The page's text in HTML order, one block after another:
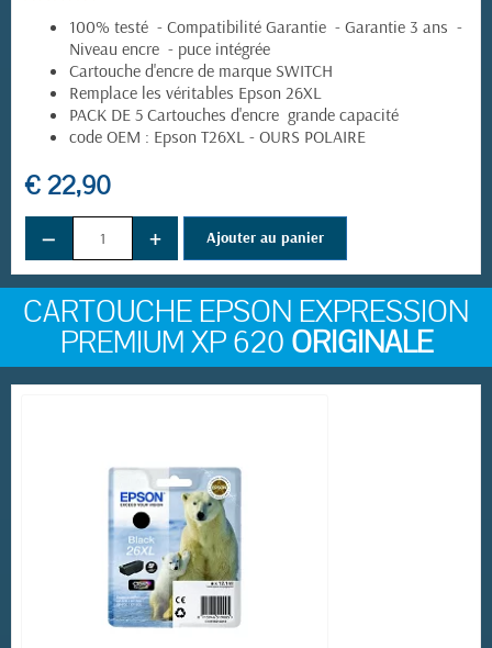
(8 avis)
100% testé - Compatibilité Garantie - Garantie 3 ans -
Niveau encre - puce intégrée
Cartouche d'encre de marque SWITCH
Remplace les véritables Epson 26XL
PACK DE 5 Cartouches d'encre grande capacité
code OEM : Epson T26XL - OURS POLAIRE
€ 22,90
− + Ajouter au panier
CARTOUCHE EPSON EXPRESSION
PREMIUM XP 620 ORIGINALE